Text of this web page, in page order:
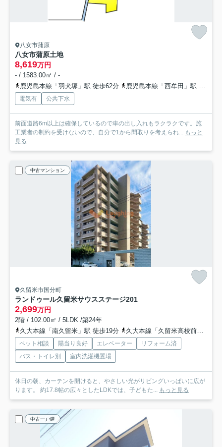
八女市蒲原
八女市蒲原土地
8,619万円
- / 1583.00㎡ / -
鹿児島本線「羽犬塚」駅 徒歩62分
鹿児島本線「西牟田」駅 徒歩74分
電気有 公共下水
前面道路6m以上は確保しているので車の出し入れもラクラクです。施
工業者の制約を受けないので、自分で1から間取りを考えられ...
もっと
見る
中古マンション
久留米市国分町
ランドゥール久留米サウスステージ201
2,699万円
2階 / 102.00㎡ / 5LDK /築24年
久大本線「南久留米」駅 徒歩19分
久大本線「久留米高校前」駅 徒歩22分
ペット相談 陽当り良好 エレベーター
リフォーム済
バス・トイレ別
室内洗濯機置場
休日の朝、カーテンを開けると、やさしい光がリビングいっぱいに広が
ります。 約17.8帖の広々としたLDKでは、子どもた...
もっと見る
中古一戸建